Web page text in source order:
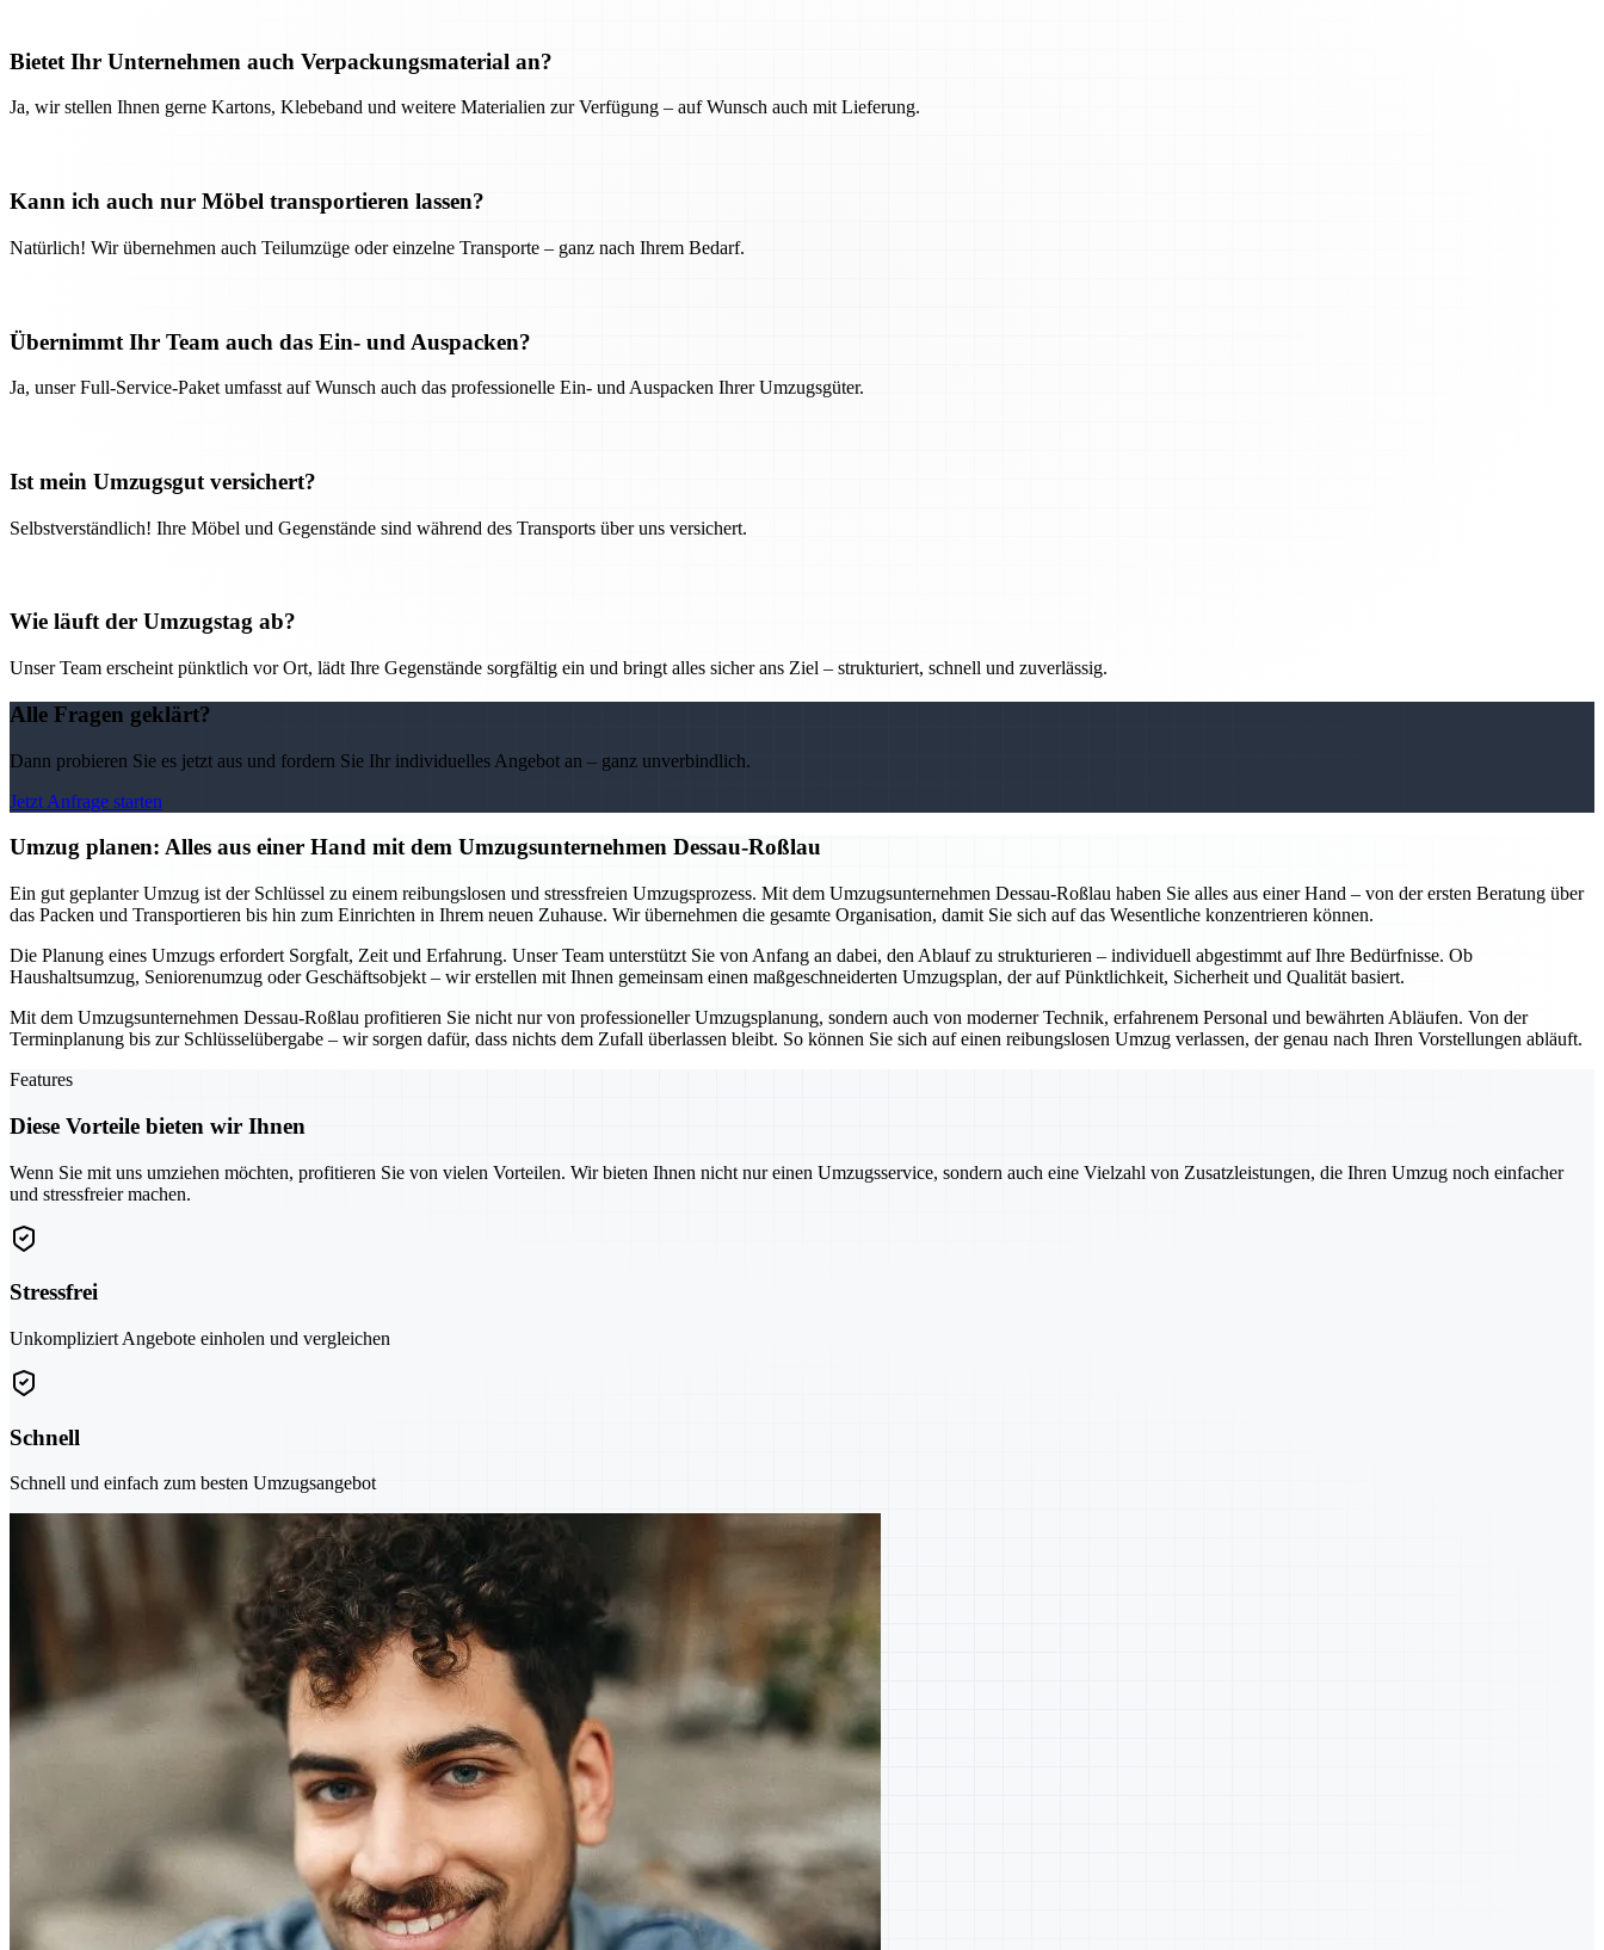
Bietet Ihr Unternehmen auch Verpackungsmaterial an?
Ja, wir stellen Ihnen gerne Kartons, Klebeband und weitere Materialien zur Verfügung – auf Wunsch auch mit Lieferung.
Kann ich auch nur Möbel transportieren lassen?
Natürlich! Wir übernehmen auch Teilumzüge oder einzelne Transporte – ganz nach Ihrem Bedarf.
Übernimmt Ihr Team auch das Ein- und Auspacken?
Ja, unser Full-Service-Paket umfasst auf Wunsch auch das professionelle Ein- und Auspacken Ihrer Umzugsgüter.
Ist mein Umzugsgut versichert?
Selbstverständlich! Ihre Möbel und Gegenstände sind während des Transports über uns versichert.
Wie läuft der Umzugstag ab?
Unser Team erscheint pünktlich vor Ort, lädt Ihre Gegenstände sorgfältig ein und bringt alles sicher ans Ziel – strukturiert, schnell und zuverlässig.
Alle Fragen geklärt?
Dann probieren Sie es jetzt aus und fordern Sie Ihr individuelles Angebot an – ganz unverbindlich.
Jetzt Anfrage starten
Umzug planen: Alles aus einer Hand mit dem Umzugsunternehmen Dessau-Roßlau
Ein gut geplanter Umzug ist der Schlüssel zu einem reibungslosen und stressfreien Umzugsprozess. Mit dem Umzugsunternehmen Dessau-Roßlau haben Sie alles aus einer Hand – von der ersten Beratung über
das Packen und Transportieren bis hin zum Einrichten in Ihrem neuen Zuhause. Wir übernehmen die gesamte Organisation, damit Sie sich auf das Wesentliche konzentrieren können.
Die Planung eines Umzugs erfordert Sorgfalt, Zeit und Erfahrung. Unser Team unterstützt Sie von Anfang an dabei, den Ablauf zu strukturieren – individuell abgestimmt auf Ihre Bedürfnisse. Ob
Haushaltsumzug, Seniorenumzug oder Geschäftsobjekt – wir erstellen mit Ihnen gemeinsam einen maßgeschneiderten Umzugsplan, der auf Pünktlichkeit, Sicherheit und Qualität basiert.
Mit dem Umzugsunternehmen Dessau-Roßlau profitieren Sie nicht nur von professioneller Umzugsplanung, sondern auch von moderner Technik, erfahrenem Personal und bewährten Abläufen. Von der
Terminplanung bis zur Schlüsselübergabe – wir sorgen dafür, dass nichts dem Zufall überlassen bleibt. So können Sie sich auf einen reibungslosen Umzug verlassen, der genau nach Ihren Vorstellungen abläuft.
Features
Diese Vorteile bieten wir Ihnen
Wenn Sie mit uns umziehen möchten, profitieren Sie von vielen Vorteilen. Wir bieten Ihnen nicht nur einen Umzugsservice, sondern auch eine Vielzahl von Zusatzleistungen, die Ihren Umzug noch einfacher
und stressfreier machen.
Stressfrei
Unkompliziert Angebote einholen und vergleichen
Schnell
Schnell und einfach zum besten Umzugsangebot